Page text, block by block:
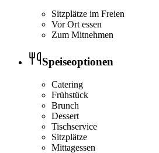
Sitzplätze im Freien
Vor Ort essen
Zum Mitnehmen
Speiseoptionen
Catering
Frühstück
Brunch
Dessert
Tischservice
Sitzplätze
Mittagessen